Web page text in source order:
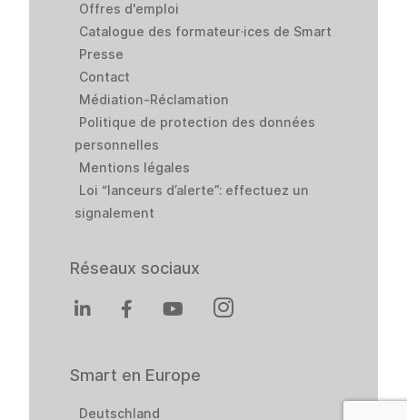
Offres d'emploi
Catalogue des formateur·ices de Smart
Presse
Contact
Médiation-Réclamation
Politique de protection des données
personnelles
Mentions légales
Loi “lanceurs d’alerte”: effectuez un
signalement
Réseaux sociaux
Smart en Europe
Deutschland